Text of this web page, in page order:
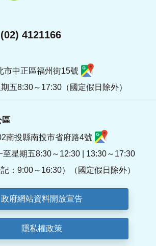
4121166
市中正區福州街15號
五8:30～17:30（國定假日除外）
區
南投縣南投市省府路4號
至星期五8:30～12:30 | 13:30～17:30
記：9:00～16:30）（國定假日除外）
政府網站資料開放宣告
隱私權政策